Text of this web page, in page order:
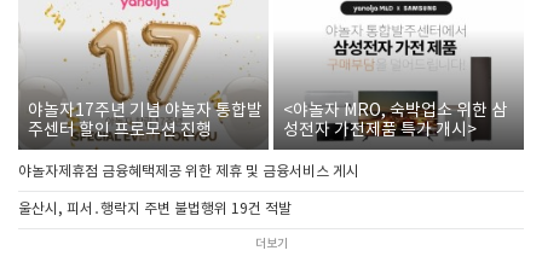
야놀자17주년 기념 야놀자 통합발
주센터 할인 프로모션 진행
<야놀자 MRO, 숙박업소 위한 삼
성전자 가전제품 특가 개시>
야놀자제휴점 금융혜택제공 위한 제휴 및 금융서비스 게시
울산시, 피서․행락지 주변 불법행위 19건 적발
더보기